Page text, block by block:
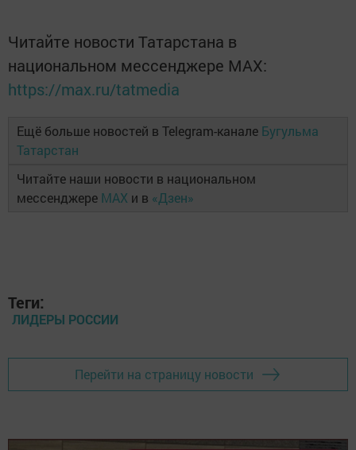
Читайте новости Татарстана в
национальном мессенджере MАХ:
https://max.ru/tatmedia
Ещё больше новостей в Telegram-канале Бугульма
Татарстан
Читайте наши новости в национальном
мессенджере MAX и в «Дзен»
Теги:
ЛИДЕРЫ РОССИИ
Перейти на страницу новости